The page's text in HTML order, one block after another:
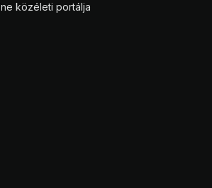
közéleti portálja